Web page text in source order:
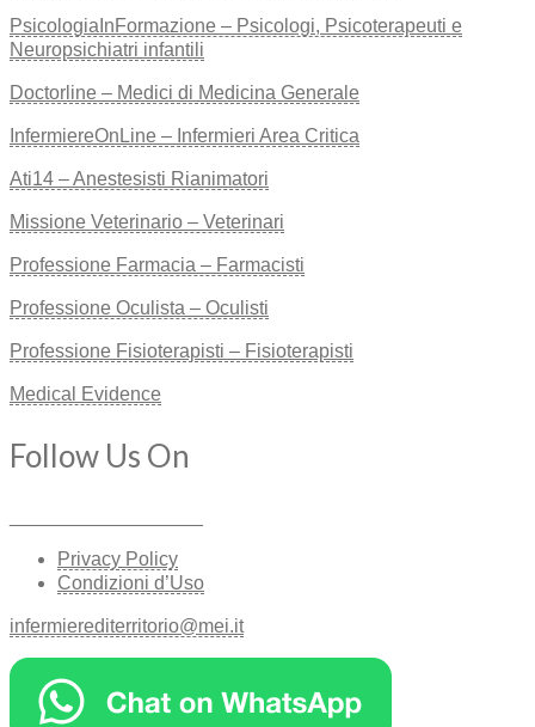
PsicologiaInFormazione – Psicologi, Psicoterapeuti e
Neuropsichiatri infantili
Doctorline – Medici di Medicina Generale
InfermiereOnLine – Infermieri Area Critica
Ati14 – Anestesisti Rianimatori
Missione Veterinario – Veterinari
Professione Farmacia – Farmacisti
Professione Oculista – Oculisti
Professione Fisioterapisti – Fisioterapisti
Medical Evidence
Follow Us On
Privacy Policy
Condizioni d’Uso
infermierediterritorio@mei.it